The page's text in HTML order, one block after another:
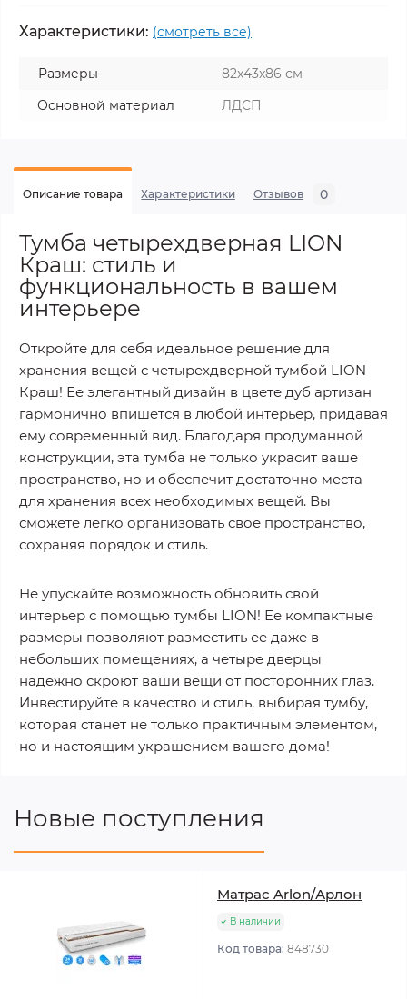
Характеристики: (смотреть все)
Размеры
82x43x86 см
Основной материал
ЛДСП
Описание товара Характеристики Отзывов 0
Тумба четырехдверная LION
Краш: стиль и
функциональность в вашем
интерьере
Откройте для себя идеальное решение для
хранения вещей с четырехдверной тумбой LION
Краш! Ее элегантный дизайн в цвете дуб артизан
гармонично впишется в любой интерьер, придавая
ему современный вид. Благодаря продуманной
конструкции, эта тумба не только украсит ваше
пространство, но и обеспечит достаточно места
для хранения всех необходимых вещей. Вы
сможете легко организовать свое пространство,
сохраняя порядок и стиль.
Не упускайте возможность обновить свой
интерьер с помощью тумбы LION! Ее компактные
размеры позволяют разместить ее даже в
небольших помещениях, а четыре дверцы
надежно скроют ваши вещи от посторонних глаз.
Инвестируйте в качество и стиль, выбирая тумбу,
которая станет не только практичным элементом,
но и настоящим украшением вашего дома!
Новые поступления
Матрас Arlon/Арлон
В наличии
Код товара: 848730